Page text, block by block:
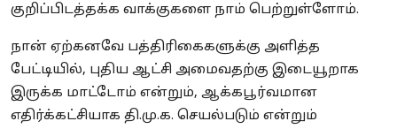
குறிப்பிடத்தக்க வாக்குகளை நாம் பெற்றுள்ளோம்.
நான் ஏற்கனவே பத்திரிகைகளுக்கு அளித்த
பேட்டியில், புதிய ஆட்சி அமைவதற்கு இடையூறாக
இருக்க மாட்டோம் என்றும், ஆக்கபூர்வமான
எதிர்க்கட்சியாக தி.மு.க. செயல்படும் என்றும்